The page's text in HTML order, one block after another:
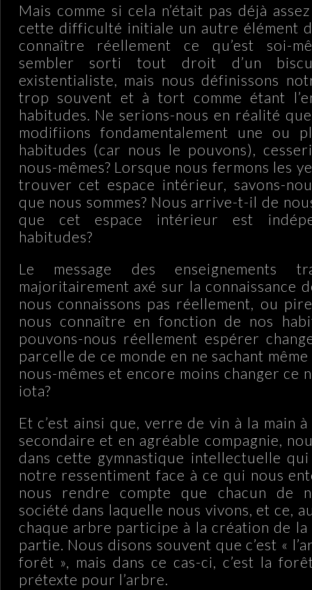
Mais comme si cela n’était pas déjà
cette difficulté initiale un autre élément
connaître réellement ce qu’est soi-
sembler sorti tout droit d’un
existentialiste, mais nous définissons
trop souvent et à tort comme étant
habitudes. Ne serions-nous en réalité
modifiions fondamentalement une ou
habitudes (car nous le pouvons),
nous-mêmes? Lorsque nous fermons les
trouver cet espace intérieur, savons-
que nous sommes? Nous arrive-t-il de
que cet espace intérieur est
habitudes?
Le message des enseignements
majoritairement axé sur la connaissance
nous connaissons pas réellement, ou
nous connaître en fonction de nos
pouvons-nous réellement espérer
parcelle de ce monde en ne sachant
nous-mêmes et encore moins changer ce
iota?
Et c’est ainsi que, verre de vin à la main
secondaire et en agréable compagnie,
dans cette gymnastique intellectuelle
notre ressentiment face à ce qui nous
nous rendre compte que chacun de
société dans laquelle nous vivons, et ce,
chaque arbre participe à la création de
partie. Nous disons souvent que c’est «
forêt », mais dans ce cas-ci, c’est la
prétexte pour l’arbre.